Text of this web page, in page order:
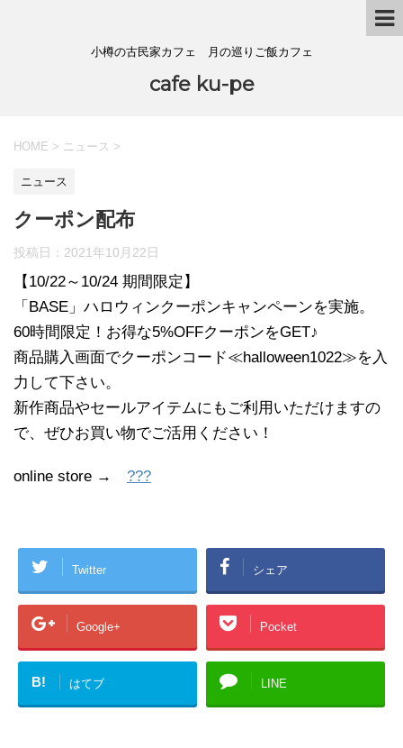
小樽の古民家カフェ 月の巡りご飯カフェ
cafe ku-pe
HOME > ニュース >
ニュース
クーポン配布
投稿日： 2021年10月22日
【10/22～10/24 期間限定】
「BASE」ハロウィンクーポンキャンペーンを実施。
60時間限定！お得な5%OFFクーポンをGET♪
商品購入画面でクーポンコード≪halloween1022≫を入
力して下さい。
新作商品やセールアイテムにもご利用いただけますの
で、ぜひお買い物でご活用ください！
online store → ???
Twitter シェア
Google+ Pocket
B! はてブ LINE